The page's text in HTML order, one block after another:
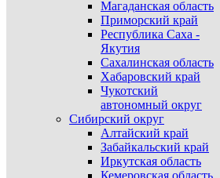
Магаданская область
Приморский край
Республика Саха -
Якутия
Сахалинская область
Хабаровский край
Чукотский
автономный округ
Сибирский округ
Алтайский край
Забайкальский край
Иркутская область
Кемеровская область